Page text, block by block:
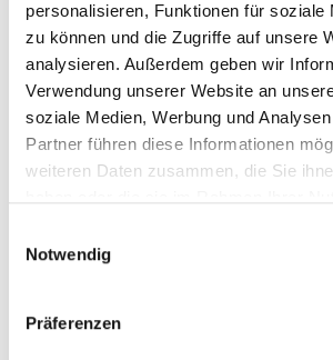
personalisieren, Funktionen für soziale
zu können und die Zugriffe auf unsere
analysieren. Außerdem geben wir
Verwendung unserer Website an
soziale Medien, Werbung und
Partner führen diese Informationen
weiteren Daten zusammen, die Sie
Notwendig
Präferenzen
entsprechen. Die Aneignung der
Menschen kontert Timm Ulrichs,
und Bachlauf in vertikaler Form
somit ihrer eigentlichen Funktion
die leuchtende Signalfarbe ihre
verstärkt. Das Wasser des
Zur Skulpturen-Übersicht